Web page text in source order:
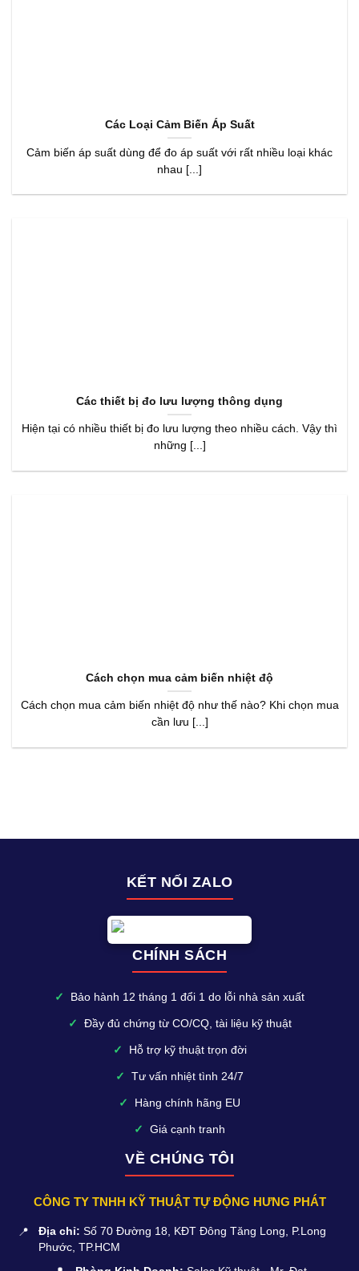
Các Loại Cảm Biến Áp Suất
Cảm biến áp suất dùng để đo áp suất với rất nhiều loại khác
nhau [...]
Các thiết bị đo lưu lượng thông dụng
Hiện tại có nhiều thiết bị đo lưu lượng theo nhiều cách. Vậy thì
những [...]
Cách chọn mua cảm biến nhiệt độ
Cách chọn mua cảm biến nhiệt độ như thế nào? Khi chọn mua
cần lưu [...]
KẾT NỐI ZALO
CHÍNH SÁCH
✓ Bảo hành 12 tháng 1 đổi 1 do lỗi nhà sản xuất
✓ Đầy đủ chứng từ CO/CQ, tài liệu kỹ thuật
✓ Hỗ trợ kỹ thuật trọn đời
✓ Tư vấn nhiệt tình 24/7
✓ Hàng chính hãng EU
✓ Giá cạnh tranh
VỀ CHÚNG TÔI
CÔNG TY TNHH KỸ THUẬT TỰ ĐỘNG HƯNG PHÁT
📍 Địa chỉ: Số 70 Đường 18, KĐT Đông Tăng Long, P.Long
Phước, TP.HCM